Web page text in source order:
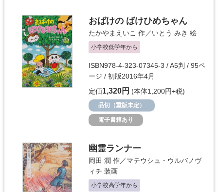
おばけの ばけひめちゃん
たかやまえいこ 作／いとう みき 絵
小学校低学年から
ISBN978-4-323-07345-3 / A5判 / 95ペ
ージ / 初版2016年4月
定価1,320円 (本体1,200円+税)
品切（重版未定）
電子書籍あり
幽霊ランナー
岡田 潤 作／マテウシュ・ウルバノヴ
ィチ 装画
小学校高学年から